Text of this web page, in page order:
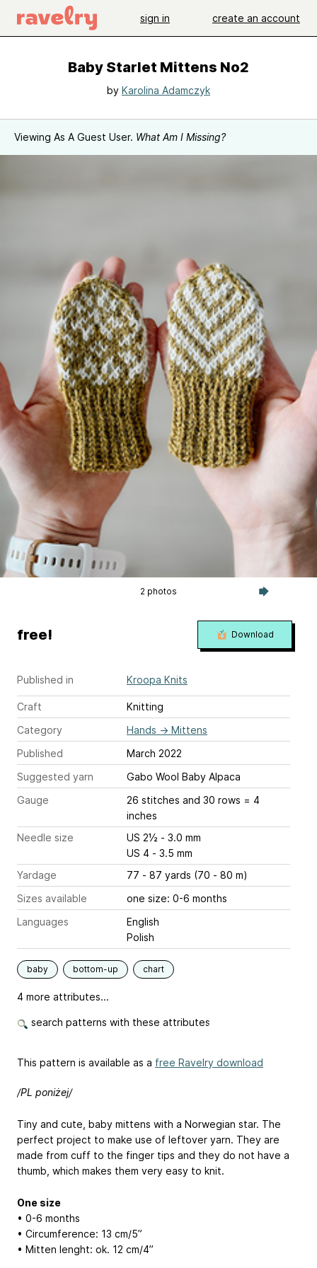
sign in create an account
Baby Starlet Mittens No2
by Karolina Adamczyk
Viewing As A Guest User. What Am I Missing?
2 photos
Published in Kroopa Knits
Craft
Knitting
Category
Hands → Mittens
Published
March 2022
Suggested yarn
Gabo Wool Baby Alpaca
Gauge
26 stitches and 30 rows = 4
inches
Needle size
US 2½ - 3.0 mm
US 4 - 3.5 mm
Yardage
77 - 87 yards (70 - 80 m)
Sizes available
one size: 0-6 months
Languages
English
Polish
baby bottom-up chart
4 more attributes...
search patterns with these attributes
free! Download
This pattern is available as a free Ravelry download
/PL poniżej/
Tiny and cute, baby mittens with a Norwegian star. The
perfect project to make use of leftover yarn. They are
made from cuff to the finger tips and they do not have a
thumb, which makes them very easy to knit.
One size
• 0-6 months
• Circumference: 13 cm/5”
• Mitten lenght: ok. 12 cm/4”